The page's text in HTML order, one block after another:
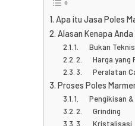
Apa itu Jasa Poles
Alasan Kenapa
1. Bukan
2. Harga yang
3. Peralatan
Proses Poles
1. Pengikisan &
2. Grinding
3. Kristalisasi